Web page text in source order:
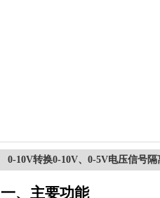
0-10V转换0-10V、0-5V电压信号
一、主要功能